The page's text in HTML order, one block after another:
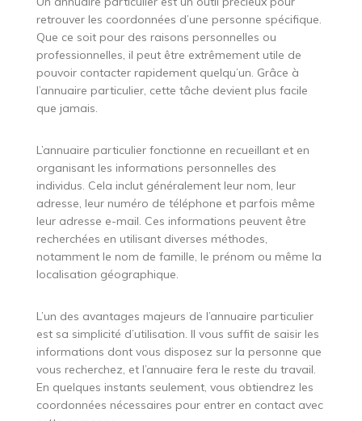
retrouver les coordonnées d’une personne spécifique.
Que ce soit pour des raisons personnelles ou
professionnelles, il peut être extrêmement utile de
pouvoir contacter rapidement quelqu’un. Grâce à
l’annuaire particulier, cette tâche devient plus facile
que jamais.
L’annuaire particulier fonctionne en recueillant et en
organisant les informations personnelles des
individus. Cela inclut généralement leur nom, leur
adresse, leur numéro de téléphone et parfois même
leur adresse e-mail. Ces informations peuvent être
recherchées en utilisant diverses méthodes,
notamment le nom de famille, le prénom ou même la
localisation géographique.
L’un des avantages majeurs de l’annuaire particulier
est sa simplicité d’utilisation. Il vous suffit de saisir les
informations dont vous disposez sur la personne que
vous recherchez, et l’annuaire fera le reste du travail.
En quelques instants seulement, vous obtiendrez les
coordonnées nécessaires pour entrer en contact avec